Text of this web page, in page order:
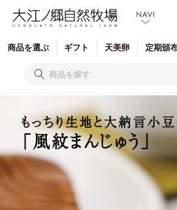
商品を選ぶ ギフト 天美卵 定期頒
もっちり生地と大納言小
「風紋まんじゅう」